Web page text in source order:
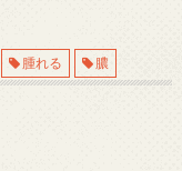
腫れる 膿